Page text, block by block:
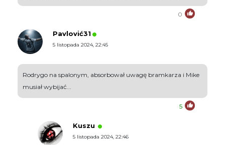
0
Pavlović31
5 listopada 2024, 22:45
Rodrygo na spalonym, absorbował uwagę bramkarza i Mike
musiał wybijać...
5
Kuszu
5 listopada 2024, 22:46